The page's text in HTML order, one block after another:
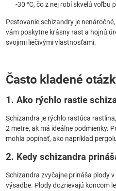
-30 °C, čo z nej robí skvelú voľbu
Pestovanie schizandry je
vám poskytne krásny rast a hojnú
svojimi liečivými vlastnosťami.
Často kladené
1. Ako rýchlo rastie
Schizandra je rýchlo rastúca
2 metre, ak má ideálne podmienky.
mohla popínať, ako napríklad
2. Kedy schizandra
Schizandra zvyčajne prináša plody
výsadbe. Plody dozrievajú koncom